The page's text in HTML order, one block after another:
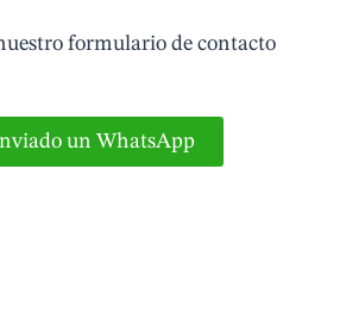
formulario de contacto
un WhatsApp